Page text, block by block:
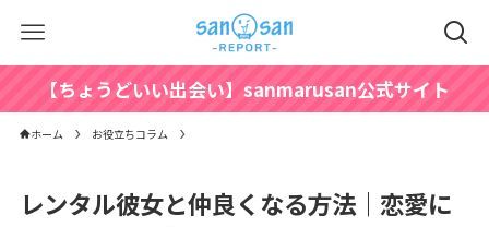
【ちょうどいい出会い】sanmarusan公式サイト
ホーム お役立ちコラム
レンタル彼女と仲良くなる方法｜恋愛に